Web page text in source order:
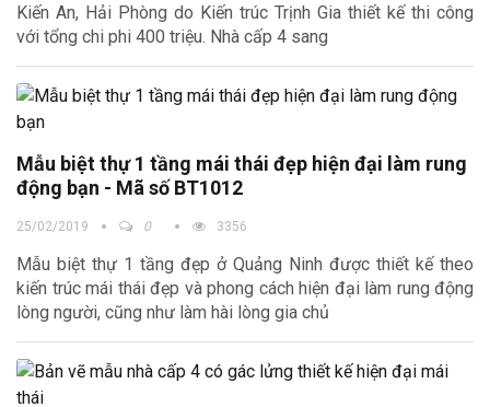
Kiến An, Hải Phòng do Kiến trúc Trịnh Gia thiết kế thi công
với tổng chi phi 400 triệu. Nhà cấp 4 sang
Mẫu biệt thự 1 tầng mái thái đẹp hiện đại làm rung
động bạn - Mã số BT1012
25/02/2019 0 3356
Mẫu biệt thự 1 tầng đẹp ở Quảng Ninh được thiết kế theo
kiến trúc mái thái đẹp và phong cách hiện đại làm rung động
lòng người, cũng như làm hài lòng gia chủ